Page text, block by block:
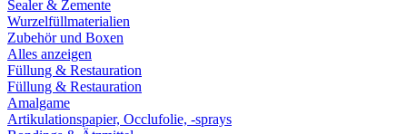
Sealer & Zemente
Wurzelfüllmaterialien
Zubehör und Boxen
Alles anzeigen
Füllung & Restauration
Füllung & Restauration
Amalgame
Artikulationspapier, Occlufolie, -sprays